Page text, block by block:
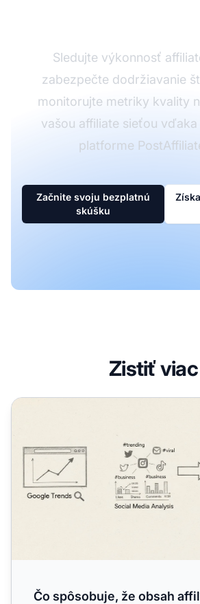
Sledujte výkonnosť
zabezpečte dodržiavanie
monitorujte metriky kvality
vašou affiliate sieťou
platforme
Začnite svoju bezplatnú
skúšku
Zistiť viac
Čo spôsobuje, že obsah affiliate
Čo spôsobuje, že obsah